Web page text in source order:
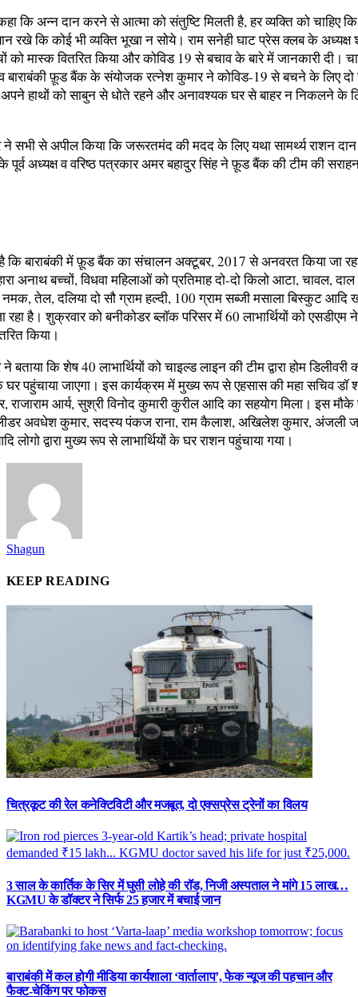
कि अन्न दान करने से आत्मा को संतुष्टि मिलती है, हर व्यक्ति को चाहिए
रखे कि कोई भी व्यक्ति भूखा न सोये। राम सनेही घाट प्रेस क्लब के अध्यक्ष
को मास्क वितरित किया और कोविड 19 से बचाव के बारे में जानकारी दी।
फ़ूड बैंक के संयोजक रत्नेश कुमार ने कोविड-19 से बचने के लिए दो
हाथों को साबुन से धोते रहने और अनावश्यक घर से बाहर न निकलने के
ने सभी से अपील किया कि जरूरतमंद की मदद के लिए यथा सामर्थ्य राशन
पूर्व अध्यक्ष व वरिष्ठ पत्रकार अमर बहादुर सिंह ने फ़ूड बैंक की टीम की
कि बाराबंकी में फ़ूड बैंक का संचालन अक्टूबर, 2017 से अनवरत किया जा
अनाथ बच्चों, विधवा महिलाओं को प्रतिमाह दो-दो किलो आटा, चावल,
तेल, दलिया दो सौ ग्राम हल्दी, 100 ग्राम सब्जी मसाला बिस्कुट आदि
रहा है। शुक्रवार को बनीकोडर ब्लॉक परिसर में 60 लाभार्थियों को
किया।
बताया कि शेष 40 लाभार्थियों को चाइल्ड लाइन की टीम द्वारा होम डिलीवरी
के घर पहुंचाया जाएगा। इस कार्यक्रम में मुख्य रूप से एहसास की महा सचिव डॉ
राजाराम आर्य, सुश्री विनोद कुमारी कुरील आदि का सहयोग मिला। इस मौके
अवधेश कुमार, सदस्य पंकज राना, राम कैलाश, अखिलेश कुमार, अंजली
लोगो द्वारा मुख्य रूप से लाभार्थियों के घर राशन पहुंचाया गया।
Shagun
KEEP READING
चित्रकूट की रेल कनेक्टिविटी और मजबूत, दो एक्सप्रेस ट्रेनों का विलय
3 साल के कार्तिक के सिर में घुसी लोहे की रॉड, निजी अस्पताल ने मांगे 15 लाख…
KGMU के डॉक्टर ने सिर्फ 25 हजार में बचाई जान
बाराबंकी में कल होगी मीडिया कार्यशाला ‘वार्तालाप’, फेक न्यूज की पहचान और
फैक्ट-चेकिंग पर फोकस